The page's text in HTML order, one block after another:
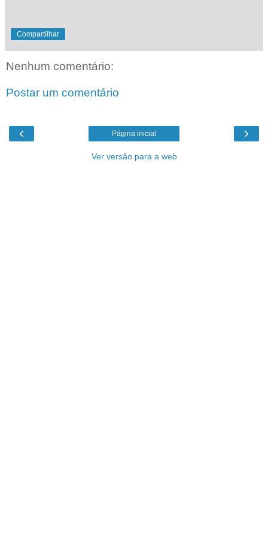
Compartilhar
Nenhum comentário:
Postar um comentário
‹ ›
Página inicial
Ver versão para a web